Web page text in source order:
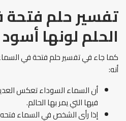
تفسير حلم
الحلم لونها أسود
كما جاء في تفسير حلم فتحة في
أنه:
أن السماء السوداء تعكس
فيها التي يمر بها الحالم.
إذا رأى الشخص في السماء